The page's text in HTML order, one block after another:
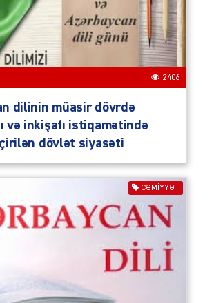
2406
dilinin müasir dövrdə
və inkişafı istiqamətində
dövlət siyasəti
CƏMIYYƏT